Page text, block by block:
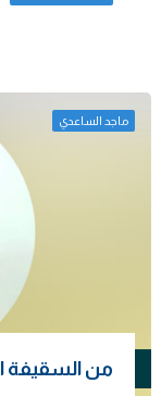
ماجد الساعدي
من السقيفة